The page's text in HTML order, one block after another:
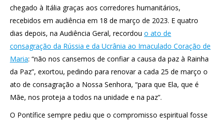
chegado à Itália graças aos corredores humanitários,
recebidos em audiência em 18 de março de 2023. E quatro
dias depois, na Audiência Geral, recordou o ato de
consagração da Rússia e da Ucrânia ao Imaculado Coração de
Maria: “não nos cansemos de confiar a causa da paz à Rainha
da Paz”, exortou, pedindo para renovar a cada 25 de março o
ato de consagração a Nossa Senhora, “para que Ela, que é
Mãe, nos proteja a todos na unidade e na paz”.
O Pontífice sempre pediu que o compromisso espiritual fosse